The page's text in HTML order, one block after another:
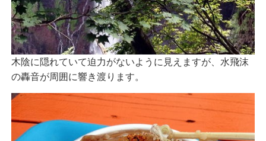
木陰に隠れていて迫力がないように見えますが、水飛沫
の轟音が周囲に響き渡ります。